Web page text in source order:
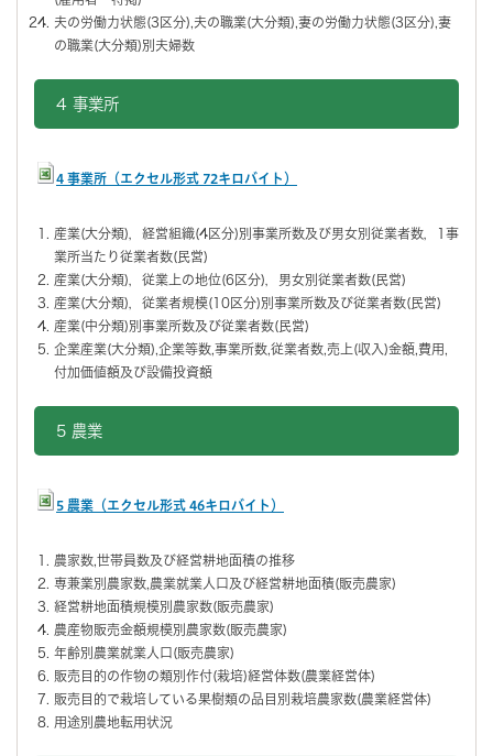
夫の労働力状態(3区分),夫の職業(大分類),妻の労働力状態(3区分),妻
の職業(大分類)別夫婦数
4 事業所
4 事業所（エクセル形式 72キロバイト）
産業(大分類)，経営組織(4区分)別事業所数及び男女別従業者数，1事
業所当たり従業者数(民営)
産業(大分類)，従業上の地位(6区分)，男女別従業者数(民営)
産業(大分類)，従業者規模(10区分)別事業所数及び従業者数(民営)
産業(中分類)別事業所数及び従業者数(民営)
企業産業(大分類),企業等数,事業所数,従業者数,売上(収入)金額,費用,
付加価値額及び設備投資額
5 農業
5 農業（エクセル形式 46キロバイト）
農家数,世帯員数及び経営耕地面積の推移
専兼業別農家数,農業就業人口及び経営耕地面積(販売農家)
経営耕地面積規模別農家数(販売農家)
農産物販売金額規模別農家数(販売農家)
年齢別農業就業人口(販売農家)
販売目的の作物の類別作付(栽培)経営体数(農業経営体)
販売目的で栽培している果樹類の品目別栽培農家数(農業経営体)
用途別農地転用状況